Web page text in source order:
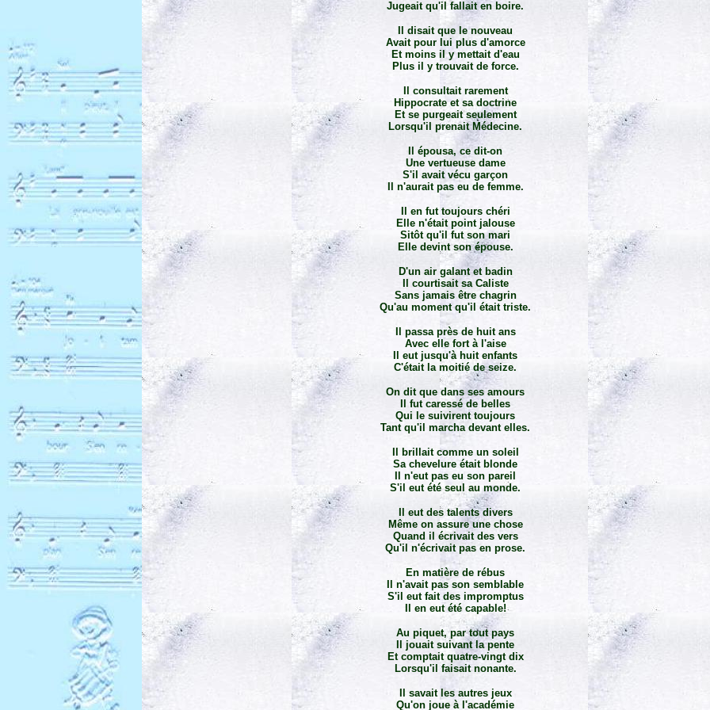
Jugeait qu'il fallait en boire.
Il disait que le nouveau
Avait pour lui plus d'amorce
Et moins il y mettait d'eau
Plus il y trouvait de force.
Il consultait rarement
Hippocrate et sa doctrine
Et se purgeait seulement
Lorsqu'il prenait Médecine.
Il épousa, ce dit-on
Une vertueuse dame
S'il avait vécu garçon
Il n'aurait pas eu de femme.
Il en fut toujours chéri
Elle n'était point jalouse
Sitôt qu'il fut son mari
Elle devint son épouse.
D'un air galant et badin
Il courtisait sa Caliste
Sans jamais être chagrin
Qu'au moment qu'il était triste.
Il passa près de huit ans
Avec elle fort à l'aise
Il eut jusqu'à huit enfants
C'était la moitié de seize.
On dit que dans ses amours
Il fut caressé de belles
Qui le suivirent toujours
Tant qu'il marcha devant elles.
Il brillait comme un soleil
Sa chevelure était blonde
Il n'eut pas eu son pareil
S'il eut été seul au monde.
Il eut des talents divers
Même on assure une chose
Quand il écrivait des vers
Qu'il n'écrivait pas en prose.
En matière de rébus
Il n'avait pas son semblable
S'il eut fait des impromptus
Il en eut été capable!
Au piquet, par tout pays
Il jouait suivant la pente
Et comptait quatre-vingt dix
Lorsqu'il faisait nonante.
Il savait les autres jeux
Qu'on joue à l'académie